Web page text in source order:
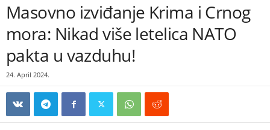
Masovno izviđanje Krima i Crnog
mora: Nikad više letelica NATO
pakta u vazduhu!
24. April 2024.